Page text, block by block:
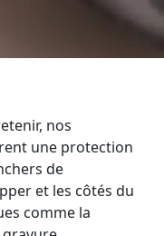
nos
une protection
de
et les côtés du
comme la